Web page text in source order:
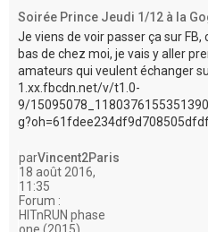
Soirée Prince Jeudi 1/12 à la
Je viens de voir passer ça sur
bas de chez moi, je vais y aller
amateurs qui veulent échanger
1.xx.fbcdn.net/v/t1.0-
9/
parVincent2Paris
18 août 2016,
11:35
Forum :
HITnRUN phase